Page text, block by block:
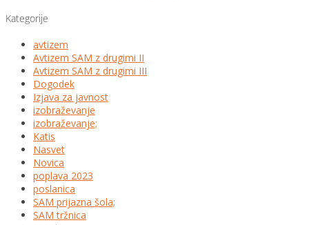
Kategorije
avtizem
Avtizem SAM z drugimi II
Avtizem SAM z drugimi III
Dogodek
Izjava za javnost
izobraževanje
izobraževanje;
Katis
Nasvet
Novica
poplava 2023
poslanica
SAM prijazna šola;
SAM tržnica